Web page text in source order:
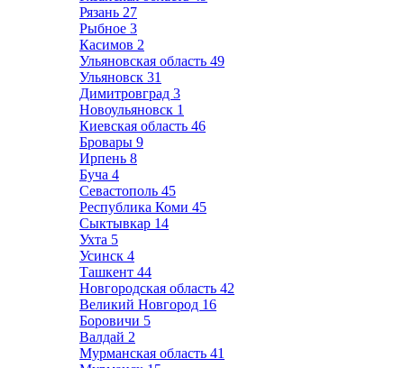
Рязань 27
Рыбное 3
Касимов 2
Ульяновская область 49
Ульяновск 31
Димитровград 3
Новоульяновск 1
Киевская область 46
Бровары 9
Ирпень 8
Буча 4
Севастополь 45
Республика Коми 45
Сыктывкар 14
Ухта 5
Усинск 4
Ташкент 44
Новгородская область 42
Великий Новгород 16
Боровичи 5
Валдай 2
Мурманская область 41